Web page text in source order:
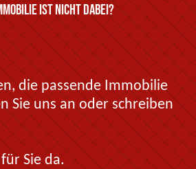
ist nicht dabei?
die passende Immobilie
Sie uns an oder schreiben
Sie da.